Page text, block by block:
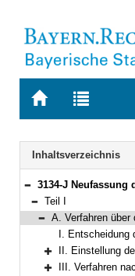
Zur
Zur
letzten
Suche
Navigation
Inhaltsverzeichnis
Bereich reduzieren
3134-J Neufassung der Anordnung über die Entschädigung für
Bereich reduzieren
Teil I
Bereich reduzieren
A. Verfahren über
I. Entscheidung
Bereich erweitern
II. Einstellung
III. Verfahren